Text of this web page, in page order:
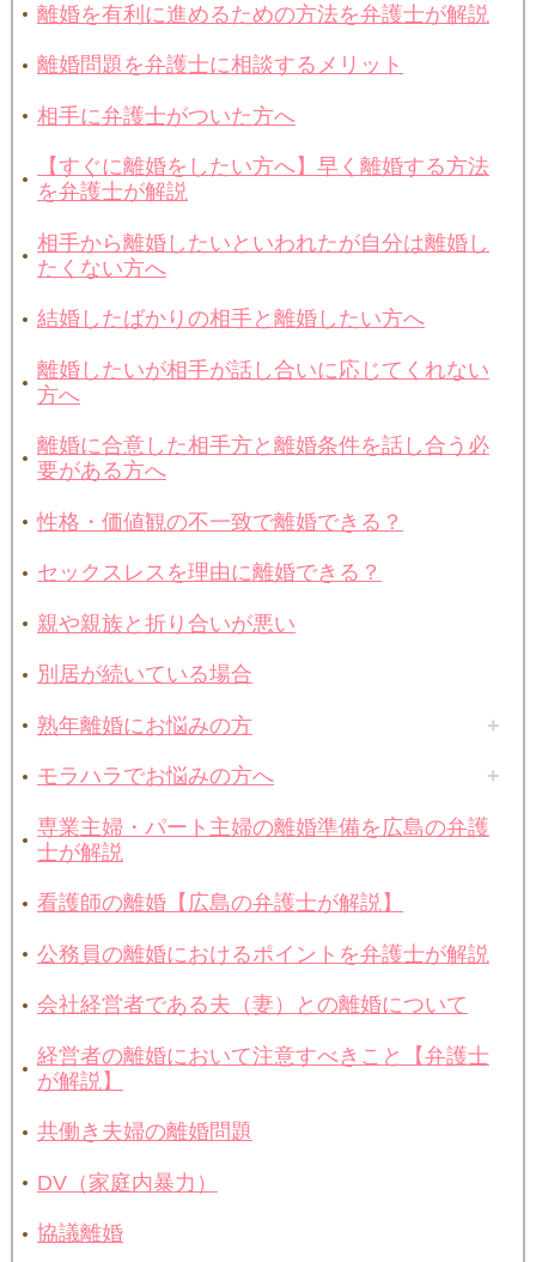
離婚を有利に進めるための方法を弁護士が解説
離婚問題を弁護士に相談するメリット
相手に弁護士がついた方へ
【すぐに離婚をしたい方へ】早く離婚する方法
を弁護士が解説
相手から離婚したいといわれたが自分は離婚し
たくない方へ
結婚したばかりの相手と離婚したい方へ
離婚したいが相手が話し合いに応じてくれない
方へ
離婚に合意した相手方と離婚条件を話し合う必
要がある方へ
性格・価値観の不一致で離婚できる？
セックスレスを理由に離婚できる？
親や親族と折り合いが悪い
別居が続いている場合
熟年離婚にお悩みの方
モラハラでお悩みの方へ
専業主婦・パート主婦の離婚準備を広島の弁護
士が解説
看護師の離婚【広島の弁護士が解説】
公務員の離婚におけるポイントを弁護士が解説
会社経営者である夫（妻）との離婚について
経営者の離婚において注意すべきこと【弁護士
が解説】
共働き夫婦の離婚問題
DV（家庭内暴力）
協議離婚